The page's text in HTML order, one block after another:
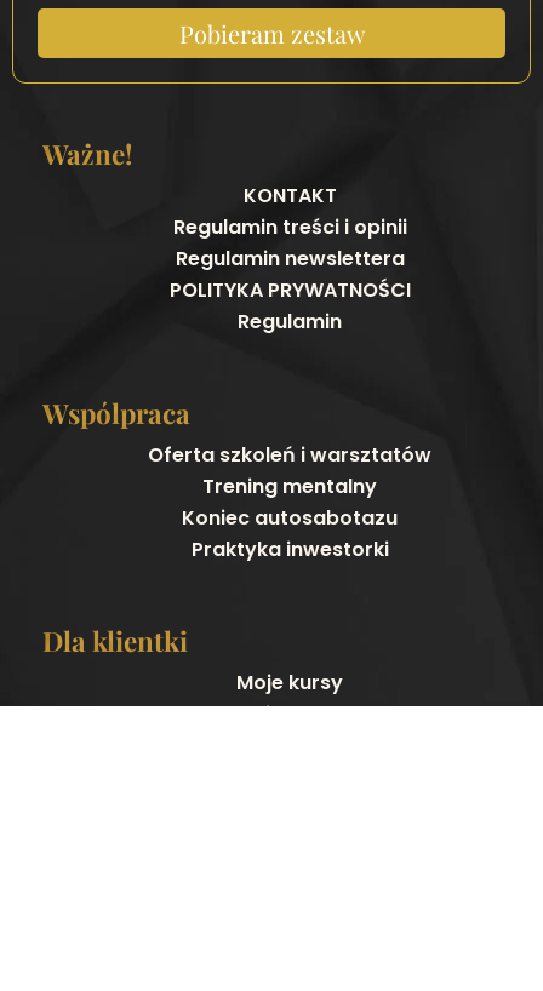
Pobieram zestaw
Ważne!
KONTAKT
Regulamin treści i opinii
Regulamin newslettera
POLITYKA PRYWATNOŚCI
Regulamin
Wspólpraca
Oferta szkoleń i warsztatów
Trening mentalny
Koniec autosabotazu
Praktyka inwestorki
Dla klientki
Moje kursy
Moje konto